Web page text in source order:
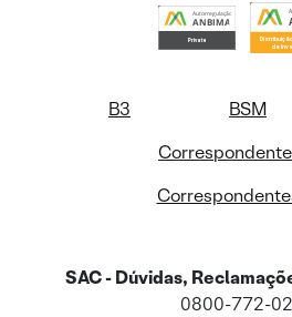
B3 BSM
SAC - Dúvidas,
0800-772-